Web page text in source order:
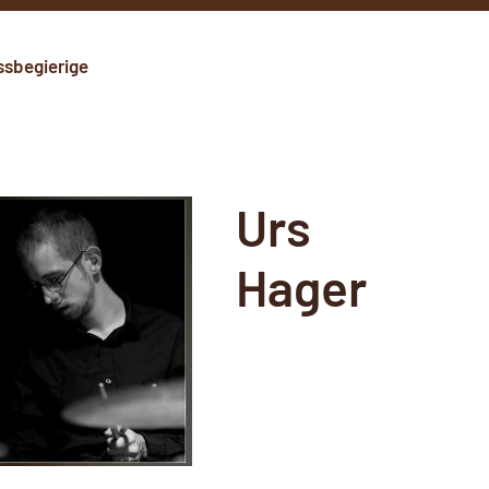
Urs
Hager